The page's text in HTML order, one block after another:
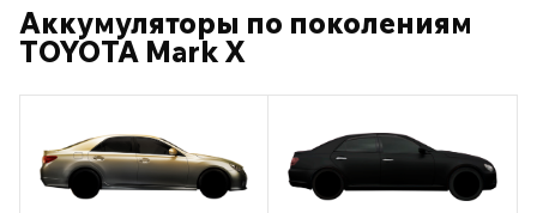
Аккумуляторы по поколениям
TOYOTA Mark X